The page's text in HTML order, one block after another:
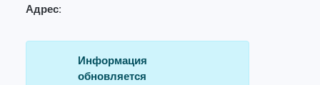
Адрес:
Информация
обновляется